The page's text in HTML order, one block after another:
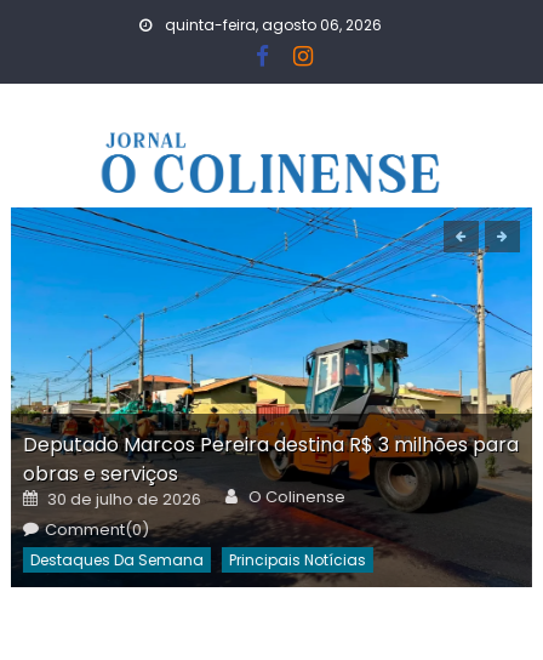
quinta-feira, agosto 06, 2026
Deputado Marcos Pereira destina R$ 3 milhões para
obras e serviços
Posted
on
30 de julho de 2026 Author
O Colinense
Comment(0)
Destaques Da Semana Principais Notícias